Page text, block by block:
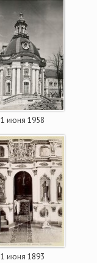
1 июня 1958
1 июня 1893